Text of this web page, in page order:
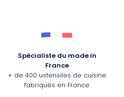
Spécialiste du made in
France
+ de 400 ustensiles de cuisine
fabriqués en France